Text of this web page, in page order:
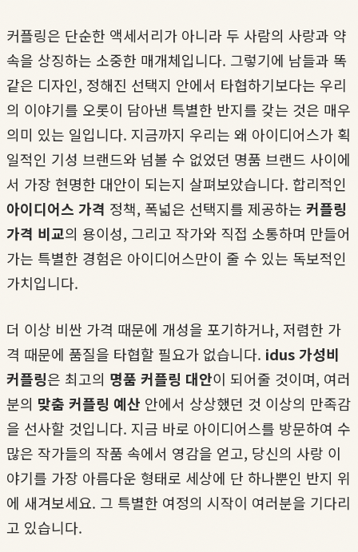
커플링은 단순한 액세서리가 아니라 두 사람의 사랑과 약
속을 상징하는 소중한 매개체입니다. 그렇기에 남들과 똑
같은 디자인, 정해진 선택지 안에서 타협하기보다는 우리
의 이야기를 오롯이 담아낸 특별한 반지를 갖는 것은 매우
의미 있는 일입니다. 지금까지 우리는 왜 아이디어스가 획
일적인 기성 브랜드와 넘볼 수 없었던 명품 브랜드 사이에
서 가장 현명한 대안이 되는지 살펴보았습니다. 합리적인
아이디어스 가격 정책, 폭넓은 선택지를 제공하는 커플링
가격 비교의 용이성, 그리고 작가와 직접 소통하며 만들어
가는 특별한 경험은 아이디어스만이 줄 수 있는 독보적인
가치입니다.
더 이상 비싼 가격 때문에 개성을 포기하거나, 저렴한 가
격 때문에 품질을 타협할 필요가 없습니다. idus 가성비
커플링은 최고의 명품 커플링 대안이 되어줄 것이며, 여러
분의 맞춤 커플링 예산 안에서 상상했던 것 이상의 만족감
을 선사할 것입니다. 지금 바로 아이디어스를 방문하여 수
많은 작가들의 작품 속에서 영감을 얻고, 당신의 사랑 이
야기를 가장 아름다운 형태로 세상에 단 하나뿐인 반지 위
에 새겨보세요. 그 특별한 여정의 시작이 여러분을 기다리
고 있습니다.